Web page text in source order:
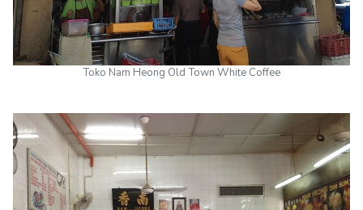
Toko Nam Heong Old Town White Coffee